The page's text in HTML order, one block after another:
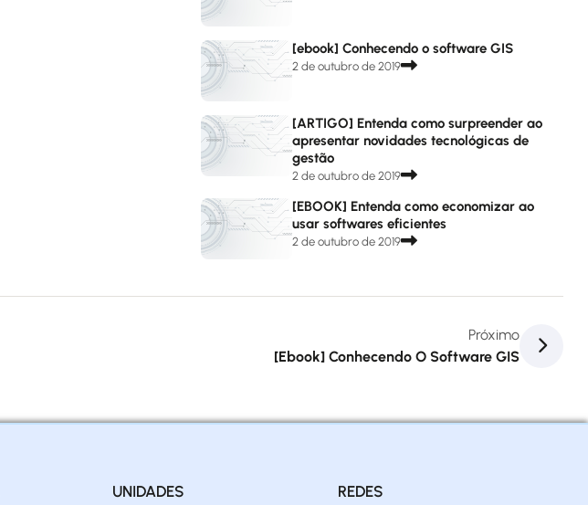
[ebook] Conhecendo o software GIS
2 de outubro de 2019
[ARTIGO] Entenda como surpreender ao
apresentar novidades tecnológicas de
gestão
2 de outubro de 2019
[EBOOK] Entenda como economizar ao
usar softwares eficientes
2 de outubro de 2019
Próximo
[ebook] Conhecendo O Software GIS
UNIDADES REDES